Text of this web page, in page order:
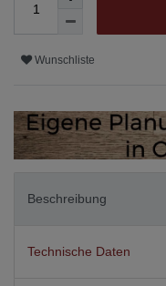
Wunschliste
Beschreibung
Technische Daten